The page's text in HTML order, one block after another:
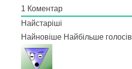
1 Коментар
Найстаріші
Найновіше Найбільше голосів